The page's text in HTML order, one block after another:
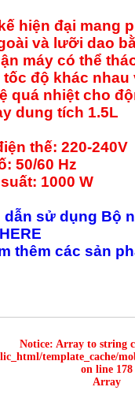
hiện đại mang
và lưỡi dao
máy có thể
tốc độ khác nhau
quá nhiệt cho
dung tích 1.5L
thế: 220-240V
50/60 Hz
1000 W
sử dụng Bộ
thêm các sản
Notice: Array to string
template_cache/
on line 178
Array